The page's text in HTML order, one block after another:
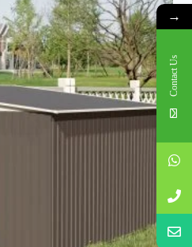
→
Contact Us